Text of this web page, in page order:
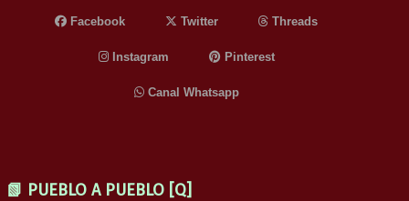
Facebook Twitter Threads
Instagram Pinterest
Canal Whatsapp
📗 PUEBLO A PUEBLO [Q]